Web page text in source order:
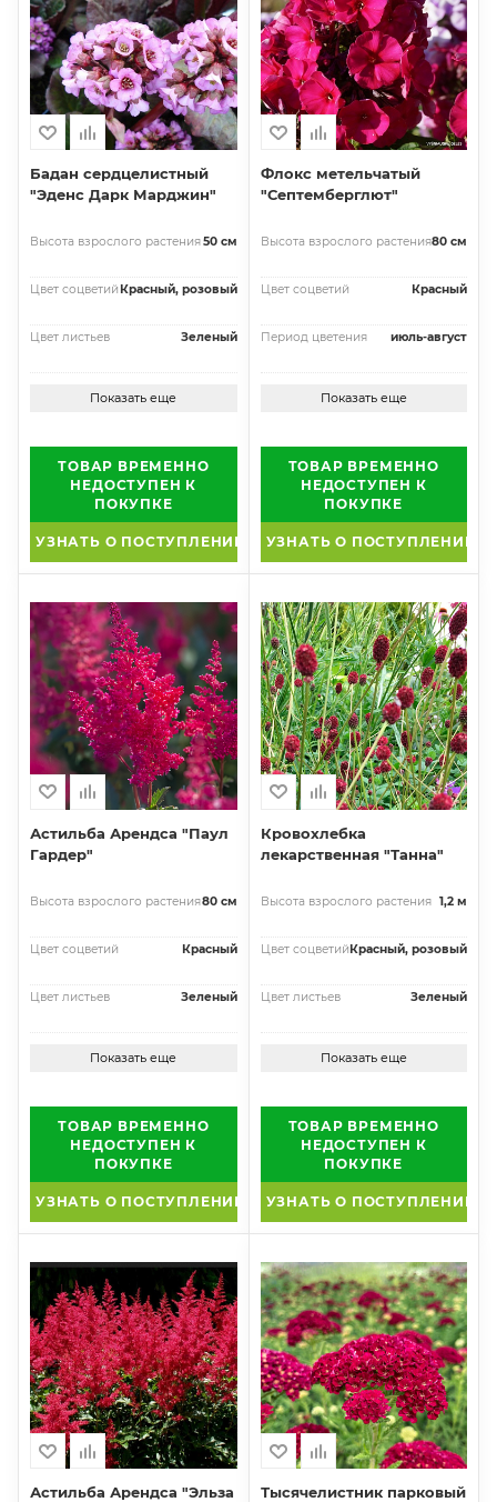
Бадан сердцелистный
"Эденс Дарк Марджин"
Высота взрослого растения50 см
Цвет соцветий Красный, розовый
Цвет листьев Зеленый
Показать еще
ТОВАР ВРЕМЕННО
НЕДОСТУПЕН К
ПОКУПКЕ
УЗНАТЬ О ПОСТУПЛЕНИИ
Флокс метельчатый
"Септемберглют"
Высота взрослого растения80 см
Цвет соцветий Красный
Период цветения июль-август
Показать еще
ТОВАР ВРЕМЕННО
НЕДОСТУПЕН К
ПОКУПКЕ
УЗНАТЬ О ПОСТУПЛЕНИИ
Астильба Арендса "Паул
Гардер"
Высота взрослого растения80 см
Цвет соцветий Красный
Цвет листьев Зеленый
Показать еще
ТОВАР ВРЕМЕННО
НЕДОСТУПЕН К
ПОКУПКЕ
УЗНАТЬ О ПОСТУПЛЕНИИ
Кровохлебка
лекарственная "Танна"
Высота взрослого растения 1,2 м
Цвет соцветийКрасный, розовый
Цвет листьев Зеленый
Показать еще
ТОВАР ВРЕМЕННО
НЕДОСТУПЕН К
ПОКУПКЕ
УЗНАТЬ О ПОСТУПЛЕНИИ
Астильба Арендса "Эльза
Тысячелистник парковый